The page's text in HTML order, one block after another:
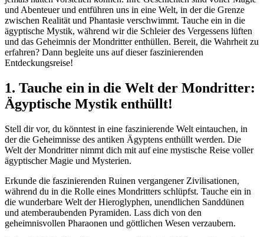
und Abenteuer und entführen uns in eine Welt, in der die Grenze
zwischen Realität und Phantasie verschwimmt. Tauche ein in die
ägyptische Mystik, während wir die Schleier des Vergessens lüften
und das Geheimnis der Mondritter enthüllen. Bereit, die Wahrheit zu
erfahren? Dann begleite uns auf dieser faszinierenden
Entdeckungsreise!
1. Tauche ein in die Welt der Mondritter:
Ägyptische Mystik enthüllt!
Stell dir vor, du könntest in eine faszinierende Welt eintauchen, in
der die Geheimnisse des antiken Ägyptens enthüllt werden. Die
Welt der Mondritter nimmt dich mit auf eine mystische Reise voller
ägyptischer Magie und Mysterien.
Erkunde die faszinierenden Ruinen vergangener Zivilisationen,
während du in die Rolle eines Mondritters schlüpfst. Tauche ein in
die wunderbare Welt der Hieroglyphen, unendlichen Sanddünen
und atemberaubenden Pyramiden. Lass dich von den
geheimnisvollen Pharaonen und göttlichen Wesen verzaubern.